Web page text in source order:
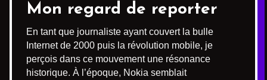
Mon regard de reporter
En tant que journaliste ayant couvert la bulle
Internet de 2000 puis la révolution mobile, je
perçois dans ce mouvement une résonance
historique. À l’époque, Nokia semblait